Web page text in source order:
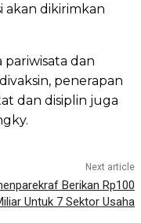
akan dikirimkan
pariwisata dan
penerapan
dan disiplin juga
Next article
Berikan Rp100
Untuk 7 Sektor Usaha